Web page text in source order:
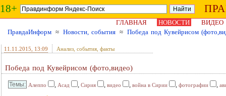
18+
ГЛАВНАЯ НОВОСТИ
ВИДЕО
ПравдаИнформ ≈ Новости, события ≈ Победа под Кувейрисом
11.11.2015 , 13:09 Анализ, события, факты
Победа под Кувейрисом (фото,видео)
Алеппо , Асад , Сирия , видео , война в Сирии , фотографии ,